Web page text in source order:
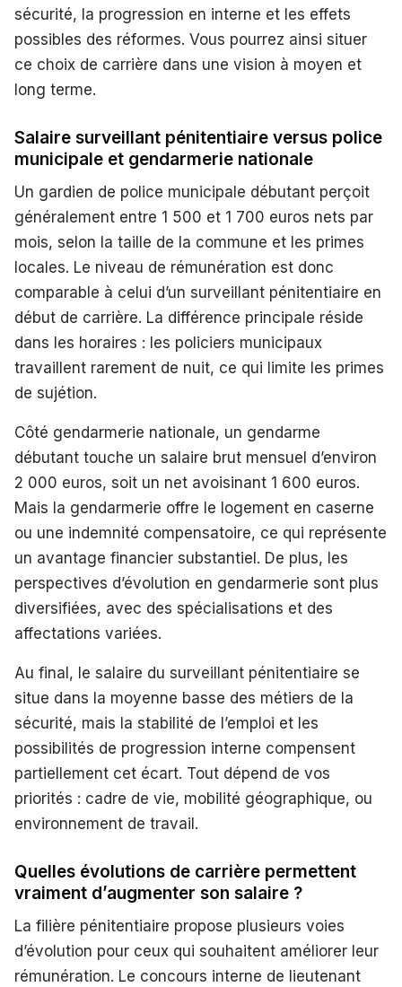
sécurité, la progression en interne et les effets
possibles des réformes. Vous pourrez ainsi situer
ce choix de carrière dans une vision à moyen et
long terme.
Salaire surveillant pénitentiaire versus police
municipale et gendarmerie nationale
Un gardien de police municipale débutant perçoit
généralement entre 1 500 et 1 700 euros nets par
mois, selon la taille de la commune et les primes
locales. Le niveau de rémunération est donc
comparable à celui d’un surveillant pénitentiaire en
début de carrière. La différence principale réside
dans les horaires : les policiers municipaux
travaillent rarement de nuit, ce qui limite les primes
de sujétion.
Côté gendarmerie nationale, un gendarme
débutant touche un salaire brut mensuel d’environ
2 000 euros, soit un net avoisinant 1 600 euros.
Mais la gendarmerie offre le logement en caserne
ou une indemnité compensatoire, ce qui représente
un avantage financier substantiel. De plus, les
perspectives d’évolution en gendarmerie sont plus
diversifiées, avec des spécialisations et des
affectations variées.
Au final, le salaire du surveillant pénitentiaire se
situe dans la moyenne basse des métiers de la
sécurité, mais la stabilité de l’emploi et les
possibilités de progression interne compensent
partiellement cet écart. Tout dépend de vos
priorités : cadre de vie, mobilité géographique, ou
environnement de travail.
Quelles évolutions de carrière permettent
vraiment d’augmenter son salaire ?
La filière pénitentiaire propose plusieurs voies
d’évolution pour ceux qui souhaitent améliorer leur
rémunération. Le concours interne de lieutenant